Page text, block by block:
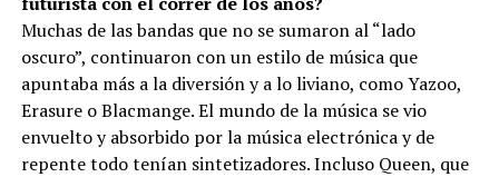
Muchas de las bandas que no se sumaron al “lado
oscuro”, continuaron con un estilo de música que
apuntaba más a la diversión y a lo liviano, como Yazoo,
Erasure o Blacmange. El mundo de la música se vio
envuelto y absorbido por la música electrónica y de
repente todo tenían sintetizadores. Incluso Queen, que